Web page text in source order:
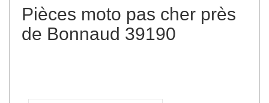
Pièces moto pas cher près
de Bonnaud 39190